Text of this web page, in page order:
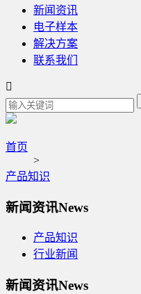
新闻资讯
电子样本
解决方案
联系我们

首页
>
产品知识
新闻资讯News
产品知识
行业新闻
新闻资讯News